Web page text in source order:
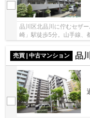
品川区北品川に佇むセザ
崎」駅徒歩5分。山手線、
売買 | 中古マンション
品